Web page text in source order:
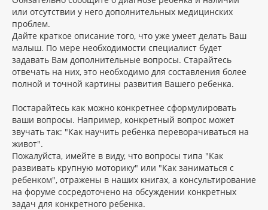
или отсутствии у него дополнительных медицинских
проблем.
Дайте краткое описание того, что уже умеет делать Ваш
малыш. По мере необходимости специалист будет
задавать Вам дополнительные вопросы. Старайтесь
отвечать на них, это необходимо для составления более
полной и точной картины развития Вашего ребенка.
Постарайтесь как можно конкретнее сформулировать
ваши вопросы. Например, конкретный вопрос может
звучать так: "Как научить ребенка переворачиваться на
живот".
Пожалуйста, имейте в виду, что вопросы типа "Как
развивать крупную моторику" или "Как заниматься с
ребенком", отражены в наших книгах, а консультирование
на форуме сосредоточено на обсуждении конкретных
задач для конкретного ребенка.